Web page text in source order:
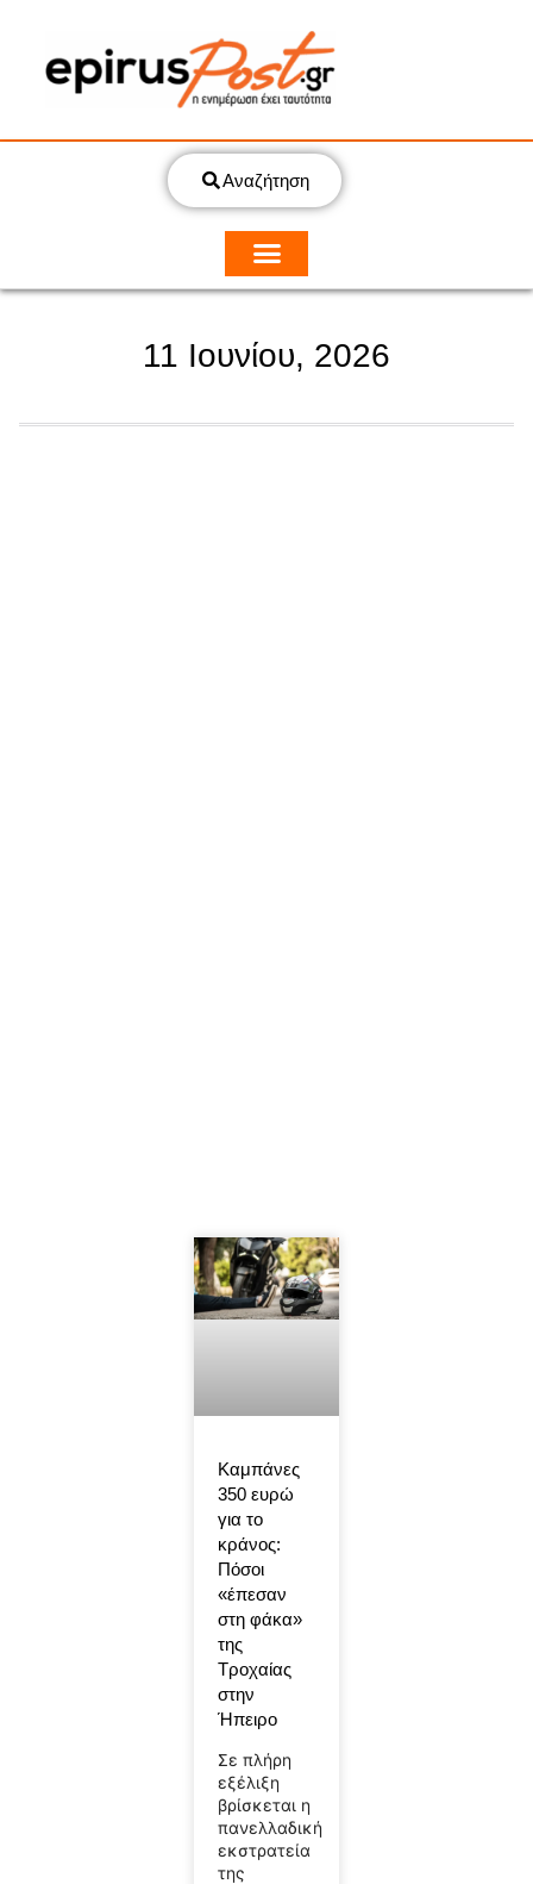
Αναζήτηση
11 Ιουνίου, 2026
Καμπάνες
350 ευρώ
για το
κράνος:
Πόσοι
«έπεσαν
στη φάκα»
της
Τροχαίας
στην
Ήπειρο
Σε πλήρη
εξέλιξη
βρίσκεται η
πανελλαδική
εκστρατεία
της